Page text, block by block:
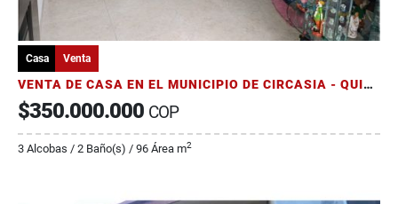
Casa Venta
VENTA DE CASA EN EL MUNICIPIO DE CIRCASIA - QUINDIO
$350.000.000 COP
3 Alcobas / 2 Baño(s) / 96 Área m2